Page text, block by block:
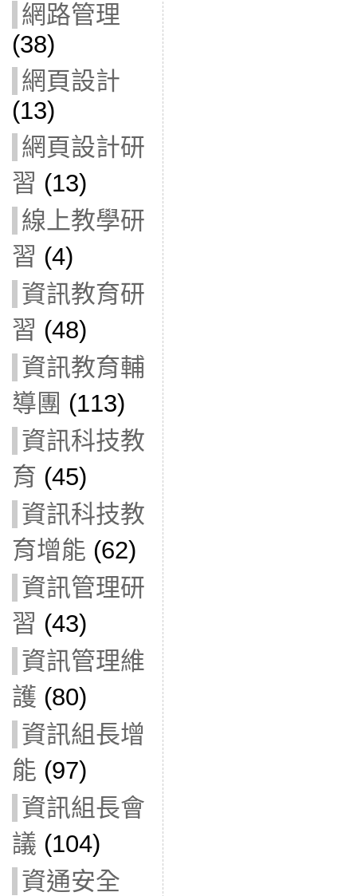
網路管理
(38)
網頁設計
(13)
網頁設計研
習 (13)
線上教學研
習 (4)
資訊教育研
習 (48)
資訊教育輔
導團 (113)
資訊科技教
育 (45)
資訊科技教
育增能 (62)
資訊管理研
習 (43)
資訊管理維
護 (80)
資訊組長增
能 (97)
資訊組長會
議 (104)
資通安全